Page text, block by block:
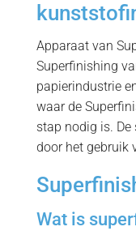
Apparaat van
Superfinishing
papierindustrie
waar de
stap nodig is.
door het gebruik
Wat is